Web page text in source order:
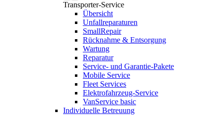
Transporter-Service
Übersicht
Unfallreparaturen
SmallRepair
Rücknahme & Entsorgung
Wartung
Reparatur
Service- und Garantie-Pakete
Mobile Service
Fleet Services
Elektrofahrzeug-Service
VanService basic
Individuelle Betreuung